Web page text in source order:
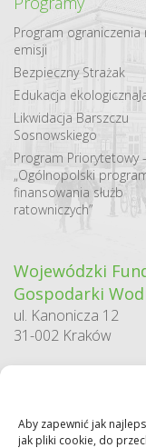
Aby zapewnić jak
jak pliki cookie, do
Program ograniczenia
emisji
Bezpieczny Strażak
Edukacja ekologiczna
Likwidacja Barszczu
Sosnowskiego
Program Priorytetowy
„Ogólnopolski
finansowania służb
ratowniczych”
Wojewódzki
Gospodarki
ul. Kanonicza 12
31-002 Kraków
Sekretariat /